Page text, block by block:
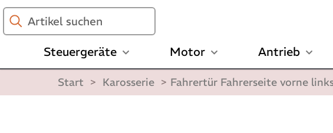
Artikel
suchen
Steuergeräte Motor Antrieb
Start > Karosserie > Fahrertür Fahrerseite vorne